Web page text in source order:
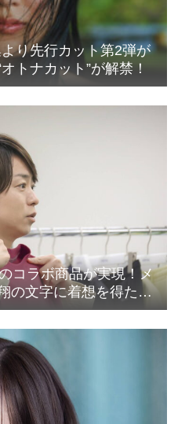
り先行カット第2弾が
トナカット”が解禁！
コラボ商品が実現！メ
の文字に着想を得たデ